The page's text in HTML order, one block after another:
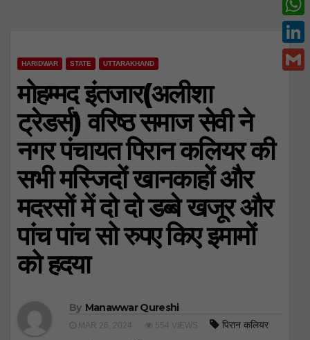
HARIDWAR STATE UTTARAKHAND
मोहम्मद इंतजार(अलीशा
ट्रेडर्स) वरिष्ठ समाज सेवी ने
नगर पंचायत पिरान कलियर की
सभी मस्जिदों खानकाहों और
मदरसों में दो दो डब्बे खजूर और
पांच पांच सो रुपए किए इमामों
को हदया
By Manawwar Qureshi
MAR 26, 2024 554 VIEWS
पिरान कलियर
c
e
w
i
W
h
a
L